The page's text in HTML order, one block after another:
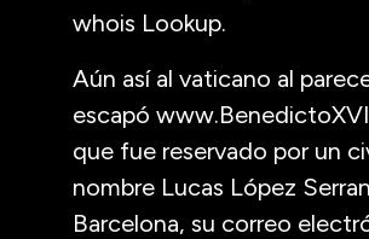
whois Lookup.
Aún así al vaticano al
escapó
que fue reservado por un
nombre Lucas López
Barcelona, su correo